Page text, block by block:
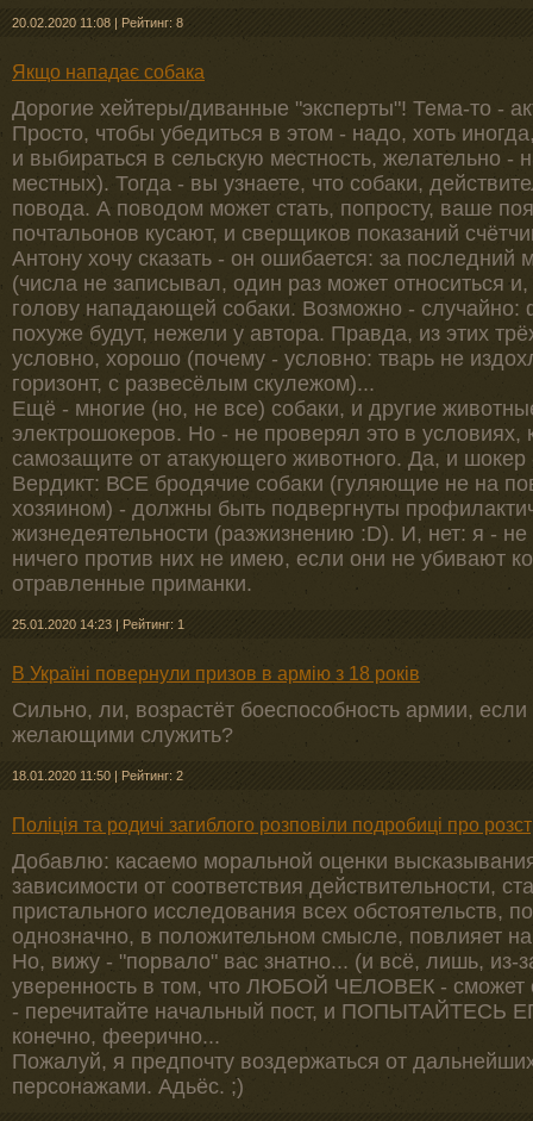
20.02.2020 11:08 | Рейтинг: 8
Якщо нападає собака
Дорогие хейтеры/диванные "эксперты"! Тема-то -
Просто, чтобы убедиться в этом - надо, хоть
и выбираться в сельскую местность, желательно -
местных). Тогда - вы узнаете, что собаки,
повода. А поводом может стать, попросту, ваше
почтальонов кусают, и сверщиков показаний
Антону хочу сказать - он ошибается: за
(числа не записывал, один раз может относиться
голову нападающей собаки. Возможно - случайно:
похуже будут, нежели у автора. Правда, из этих
условно, хорошо (почему - условно: тварь не
горизонт, с развесёлым скулежом)...
Ещё - многие (но, не все) собаки, и другие
электрошокеров. Но - не проверял это в условиях,
самозащите от атакующего животного. Да, и
Вердикт: ВСЕ бродячие собаки (гуляющие не на
хозяином) - должны быть подвергнуты
жизнедеятельности (разжизнению :D). И, нет: я -
ничего против них не имею, если они не убивают
отравленные приманки.
25.01.2020 14:23 | Рейтинг: 1
В Україні повернули призов в армію з 18 років
Сильно, ли, возрастёт боеспособность армии,
желающими служить?
18.01.2020 11:50 | Рейтинг: 2
Поліція та родичі загиблого розповіли подробиці про
Добавлю: касаемо моральной оценки
зависимости от соответствия действительности,
пристального исследования всех обстоятельств,
однозначно, в положительном смысле, повлияет
Но, вижу - "порвало" вас знатно... (и всё, лишь, из-
уверенность в том, что ЛЮБОЙ ЧЕЛОВЕК - сможет
- перечитайте начальный пост, и ПОПЫТАЙТЕСЬ
конечно, феерично...
Пожалуй, я предпочту воздержаться от
персонажами. Адьёс. ;)